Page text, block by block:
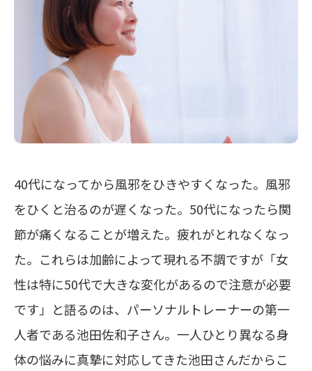
40代になってから風邪をひきやすくなった。風邪
をひくと治るのが遅くなった。50代になったら関
節が痛くなることが増えた。疲れがとれなくなっ
た。これらは加齢によって現れる不調ですが「女
性は特に50代で大きな変化があるので注意が必要
です」と語るのは、パーソナルトレーナーの第一
人者である池田佐和子さん。一人ひとり異なる身
体の悩みに真摯に対応してきた池田さんだからこ